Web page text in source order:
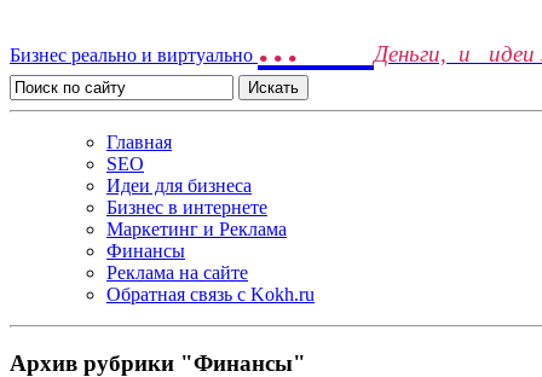
Бизнес реально и виртуально ... Деньги, и идеи
Главная
SEO
Идеи для бизнеса
Бизнес в интернете
Маркетинг и Реклама
Финансы
Реклама на сайте
Обратная связь c Kokh.ru
Архив рубрики "Финансы"